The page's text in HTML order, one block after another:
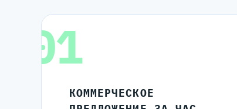
01
КОММЕРЧЕСКОЕ